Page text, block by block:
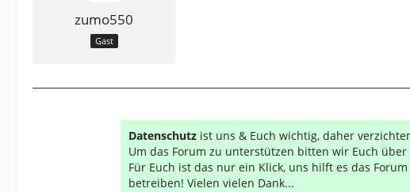
zumo550
Gast
Datenschutz ist uns & Euch wichtig, daher
Um das Forum zu unterstützen bitten wir Euch über
Für Euch ist das nur ein Klick, uns hilft es das Forum
betreiben! Vielen vielen Dank...